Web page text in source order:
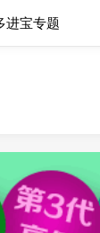
进宝专题